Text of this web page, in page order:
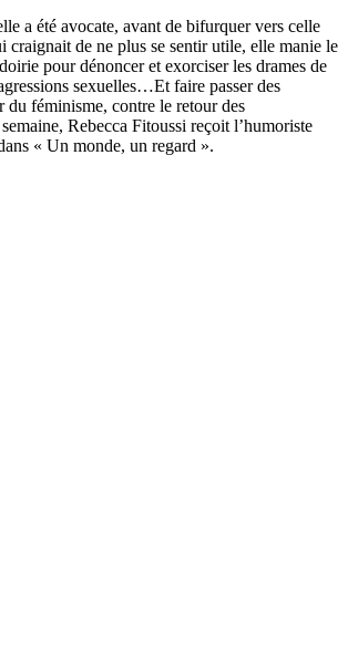
a été avocate, avant de bifurquer vers celle
craignait de ne plus se sentir utile, elle manie le
pour dénoncer et exorciser les drames de
sexuelles…Et faire passer des
du féminisme, contre le retour des
Rebecca Fitoussi reçoit l’humoriste
« Un monde, un regard ».